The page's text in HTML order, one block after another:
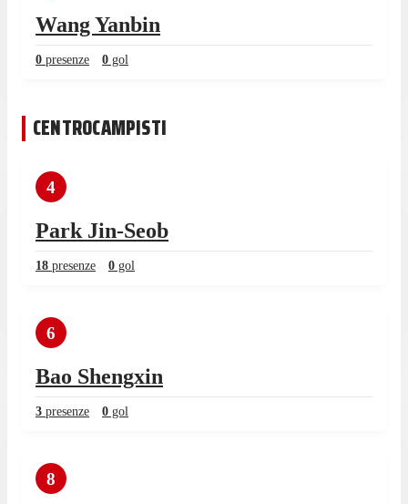
Wang Yanbin
0 presenze 0 gol
CENTROCAMPISTI
4
Park Jin-Seob
18 presenze 0 gol
6
Bao Shengxin
3 presenze 0 gol
8